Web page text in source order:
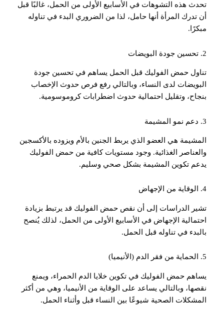
تحدث هذه التشوهات في الأسابيع الأولى من الحمل، غالبًا قبل
أن تدرك المرأة أنها حامل، لذا من الضروري البدء في تناوله
مبكرًا.
2. تحسين جودة البويضات
تناول حمض الفوليك قبل الحمل يساهم في تحسين جودة
البويضات لدى النساء، وبالتالي رفع فرص حدوث الإخصاب
بنجاح، وتقليل احتمالية حدوث اضطرابات كروموسومية.
3. دعم نمو المشيمة
المشيمة هي العضو الذي يربط الجنين بالأم ويزوده بالأكسجين
والعناصر الغذائية. وجود مستويات كافية من حمض الفوليك
يدعم تكوين المشيمة بشكل صحي وسليم.
4. الوقاية من الإجهاض
تشير الدراسات إلى أن نقص حمض الفوليك قد يرتبط بزيادة
احتمالية الإجهاض في الأسابيع الأولى من الحمل، لذلك يُنصح
بالبدء في تناوله قبل الحمل.
5. الحماية من فقر الدم (الأنيميا)
يساهم حمض الفوليك في تكوين خلايا الدم الحمراء، ويمنع
نقصها، وبالتالي يساعد على الوقاية من الأنيميا، وهي من أكثر
المشكلات الصحية شيوعًا بين النساء قبل وأثناء الحمل.